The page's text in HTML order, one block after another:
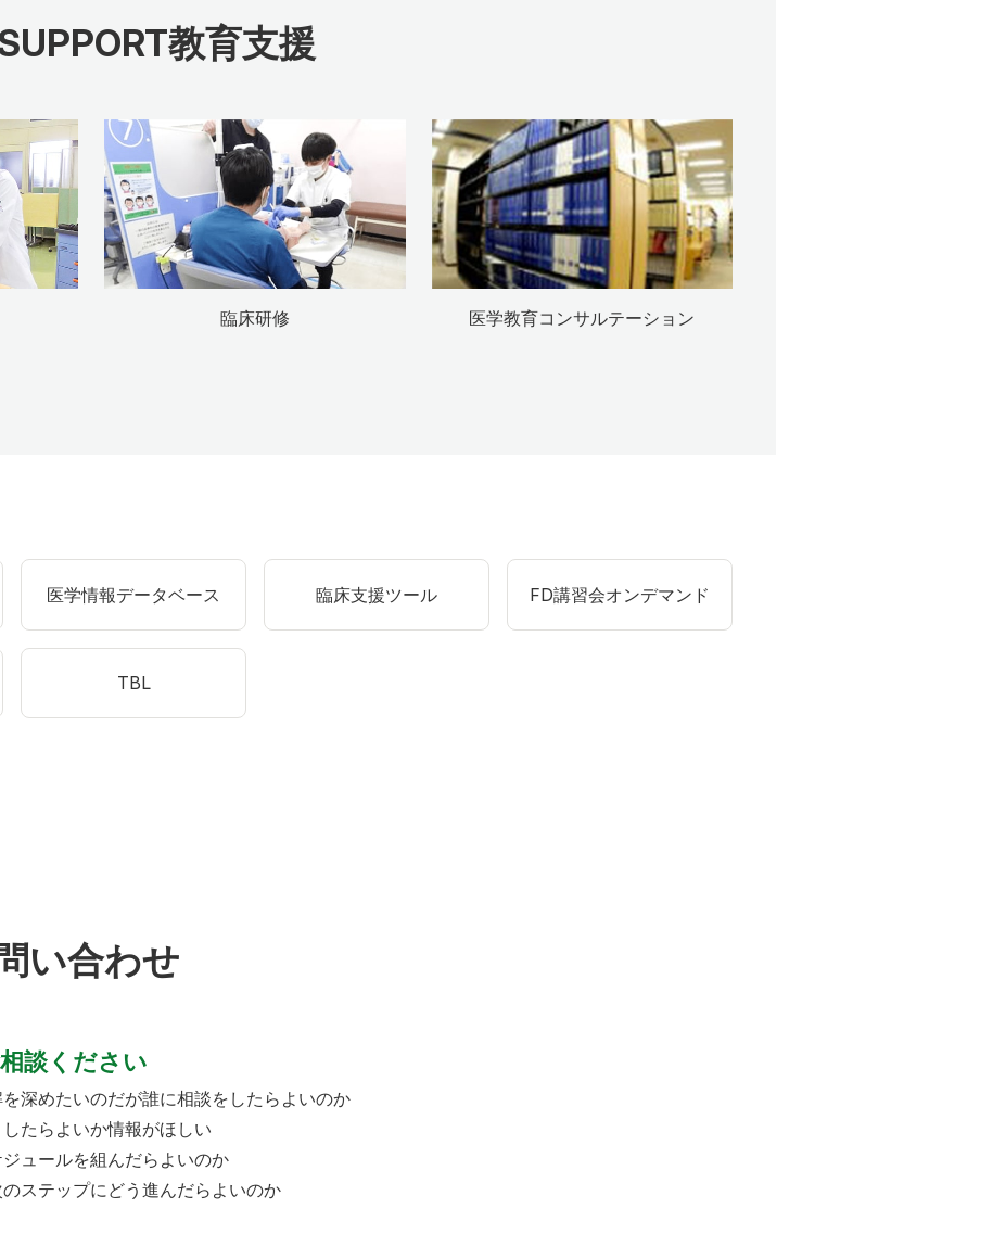
教育支援
臨床研修 医学教育コンサルテーション
医学情報データベース 臨床支援ツール FD講習会オンデマンド
TBL
い合わせ
談ください
深めたいのだが誰に相談をしたらよいのか
たらよいか情報がほしい
ュールを組んだらよいのか
ステップにどう進んだらよいのか